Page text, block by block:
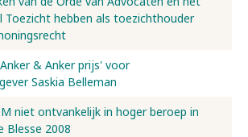
Toezicht hebben als toezichthouder
& Anker prijs' voor
Saskia Belleman
niet ontvankelijk in hoger beroep in
Blesse 2008